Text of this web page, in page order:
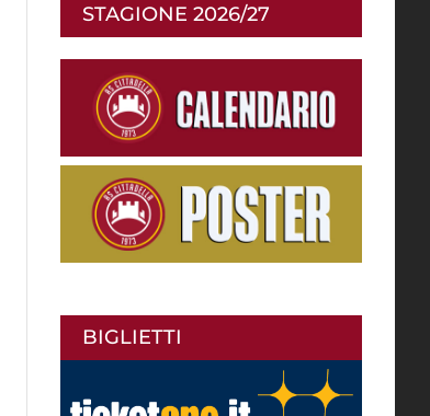
STAGIONE 2026/27
BIGLIETTI